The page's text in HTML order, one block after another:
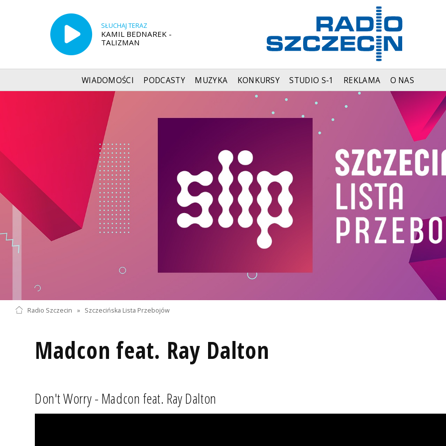
SŁUCHAJ TERAZ
KAMIL BEDNAREK -
TALIZMAN
WIADOMOŚCI PODCASTY MUZYKA KONKURSY STUDIO S-1 REKLAMA O NAS
Radio Szczecin » Szczecińska Lista Przebojów
Madcon feat. Ray Dalton
Don't Worry - Madcon feat. Ray Dalton